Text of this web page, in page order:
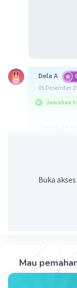
Dela A
05 Desember
Jawaban
Daun
sebagai
05
Buka
Mau